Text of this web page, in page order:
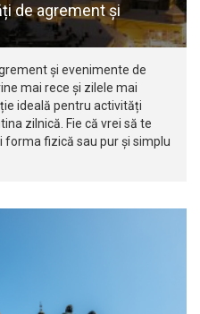
de agrement și
și evenimente de
mai rece și zilele mai
ideală pentru activități
zilnică. Fie că vrei să te
fizică sau pur și simplu